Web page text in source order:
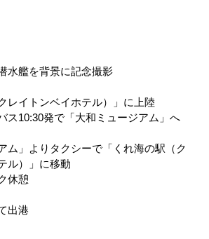
水艦を背景に記念撮影
レイトンベイホテル）」に上陸
ス10:30発で「大和ミュージアム」へ
ム」よりタクシーで「くれ海の駅（ク
ル）」に移動
休憩
出港